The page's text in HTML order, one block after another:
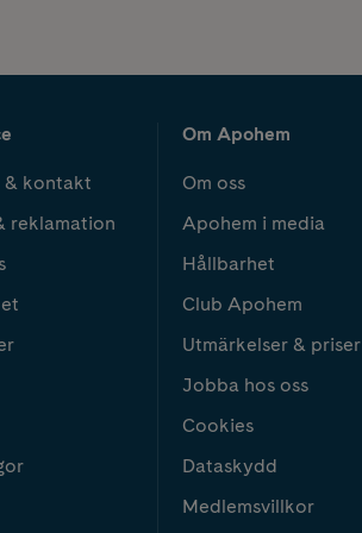
& kontakt
reklamation
Om Apohem
Om oss
Apohem i media
Hållbarhet
Club Apohem
Utmärkelser & priser
Jobba hos oss
Cookies
Dataskydd
Medlemsvillkor